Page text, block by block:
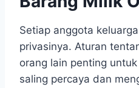
Setiap anggota
privasinya. Aturan
orang lain penting
saling percaya dan